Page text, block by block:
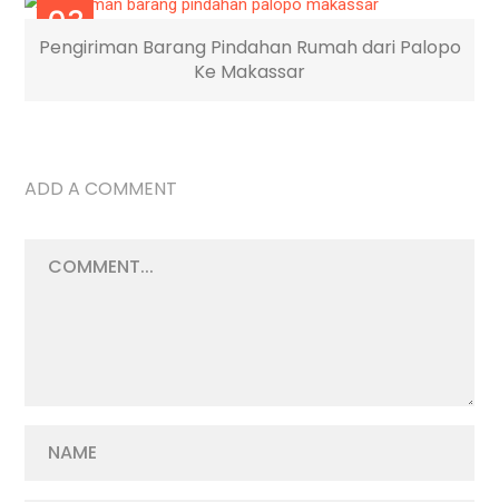
03
JUL
Pengiriman Barang Pindahan Rumah dari Palopo
Ke Makassar
ADD A COMMENT